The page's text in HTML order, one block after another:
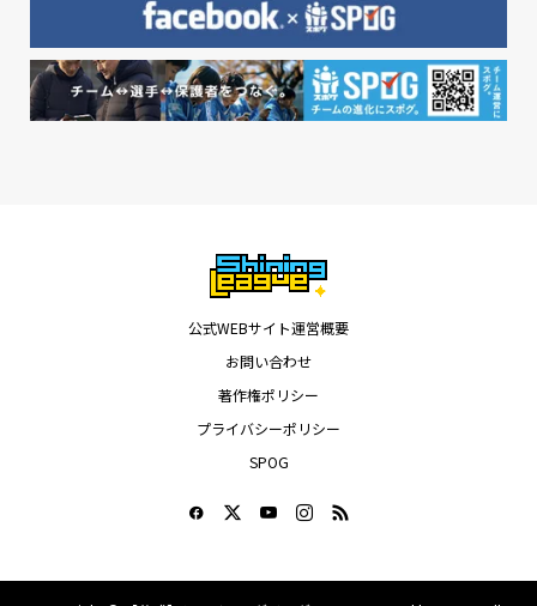
公式WEBサイト運営概要
お問い合わせ
著作権ポリシー
プライバシーポリシー
SPOG